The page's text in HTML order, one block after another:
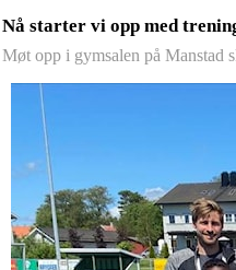
Nå starter vi opp med
Møt opp i gymsalen på Manstad